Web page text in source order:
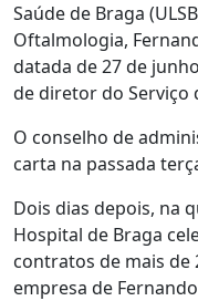
Saúde de Braga
Oftalmologia,
datada de 27 de
de diretor do Serviço
O conselho de
carta na passada
Dois dias depois, na
Hospital de Braga
contratos de mais de
empresa de